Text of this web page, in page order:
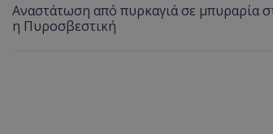
Αναστάτωση από πυρκαγιά σε μπυραρία
η Πυροσβεστική